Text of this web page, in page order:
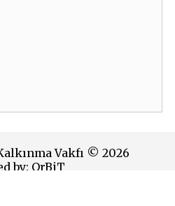
Vakfı © 2026
by: OrBiT